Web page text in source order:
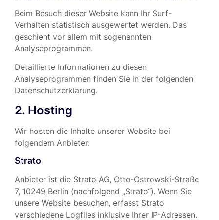
Beim Besuch dieser Website kann Ihr Surf-
Verhalten statistisch ausgewertet werden. Das
geschieht vor allem mit sogenannten
Analyseprogrammen.
Detaillierte Informationen zu diesen
Analyseprogrammen finden Sie in der folgenden
Datenschutzerklärung.
2. Hosting
Wir hosten die Inhalte unserer Website bei
folgendem Anbieter:
Strato
Anbieter ist die Strato AG, Otto-Ostrowski-Straße
7, 10249 Berlin (nachfolgend „Strato“). Wenn Sie
unsere Website besuchen, erfasst Strato
verschiedene Logfiles inklusive Ihrer IP-Adressen.